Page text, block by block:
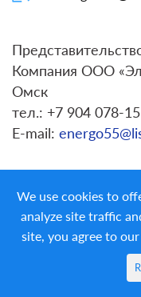
Компания ООО
Омск
тел.: +7 904 078-
E-mail:
Copyright ©LIYOND
We use cookies to
analyze site traffic
site, you agree to